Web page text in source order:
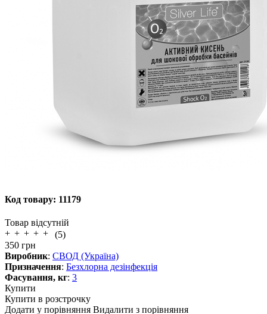
Код товару: 11179
Товар відсутній
(5)
350 грн
Виробник: СВОД (Україна)
Призначення: Безхлорна дезінфекція
Фасування, кг: 3
Купити
Купити в розстрочку
Додати у порівняння Видалити з порівняння